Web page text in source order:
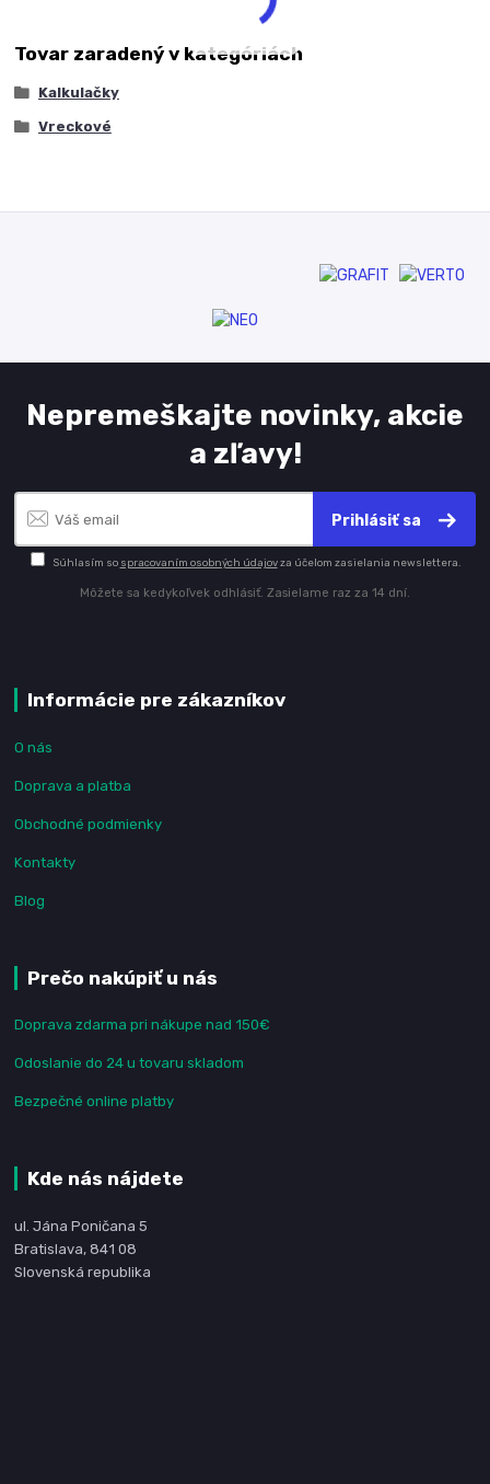
Tovar zaradený v kategóriách
Kalkulačky
Vreckové
Nepremeškajte novinky, akcie
a zľavy!
Prihlásiť sa
Súhlasím so spracovaním osobných údajovza účelom zasielania newslettera.
Môžete sa kedykoľvek odhlásiť. Zasielame raz za 14 dní.
Informácie pre zákazníkov
O nás
Doprava a platba
Obchodné podmienky
Kontakty
Blog
Prečo nakúpiť u nás
Doprava zdarma pri nákupe nad 150€
Odoslanie do 24 u tovaru skladom
Bezpečné online platby
Kde nás nájdete
ul. Jána Poničana 5
Bratislava, 841 08
Slovenská republika